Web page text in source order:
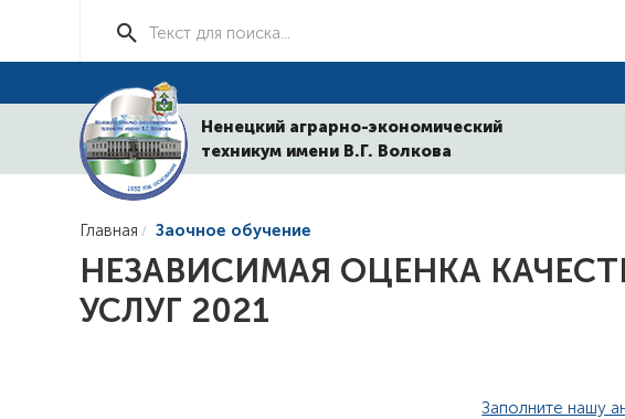
Ненецкий аграрно-экономический
техникум имени В.Г. Волкова
Главная Заочное обучение
НЕЗАВИСИМАЯ ОЦЕНКА
УСЛУГ 2021
Заполните нашу